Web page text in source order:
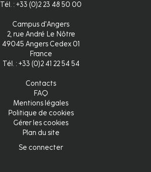
Tél. : +33 (0)2 23 48 50 00
Campus d'Angers
2, rue André Le Nôtre
49045 Angers Cedex 01
France
Tél. : +33 (0)2 41 22 54 54
Contacts
FAQ
Mentions légales
Politique de cookies
Gérer les cookies
Plan du site
Se connecter